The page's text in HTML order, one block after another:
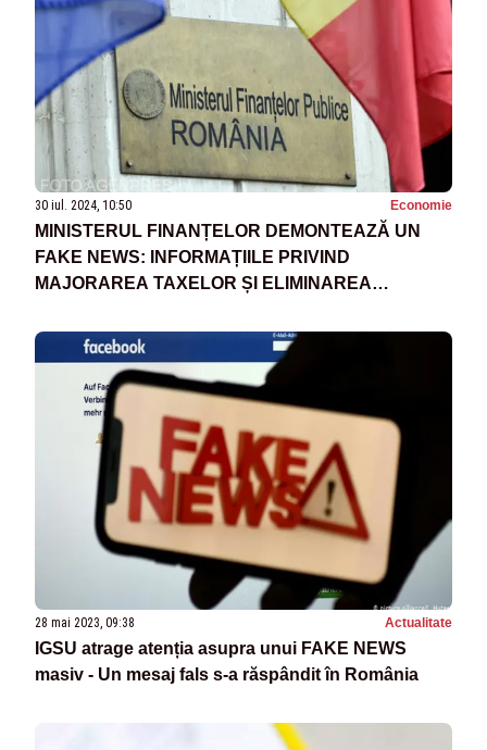
30 iul. 2024, 10:50 Economie
MINISTERUL FINANȚELOR DEMONTEAZĂ UN
FAKE NEWS: INFORMAȚIILE PRIVIND
MAJORAREA TAXELOR ȘI ELIMINAREA
ACTUALE
28 mai 2023, 09:38 Actualitate
IGSU atrage atenția asupra unui FAKE NEWS
masiv - Un mesaj fals s-a răspândit în România